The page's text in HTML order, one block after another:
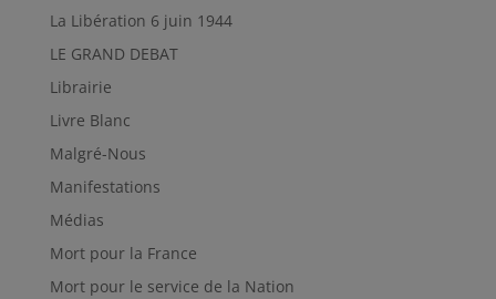
La Libération 6 juin 1944
LE GRAND DEBAT
Librairie
Livre Blanc
Malgré-Nous
Manifestations
Médias
Mort pour la France
Mort pour le service de la Nation